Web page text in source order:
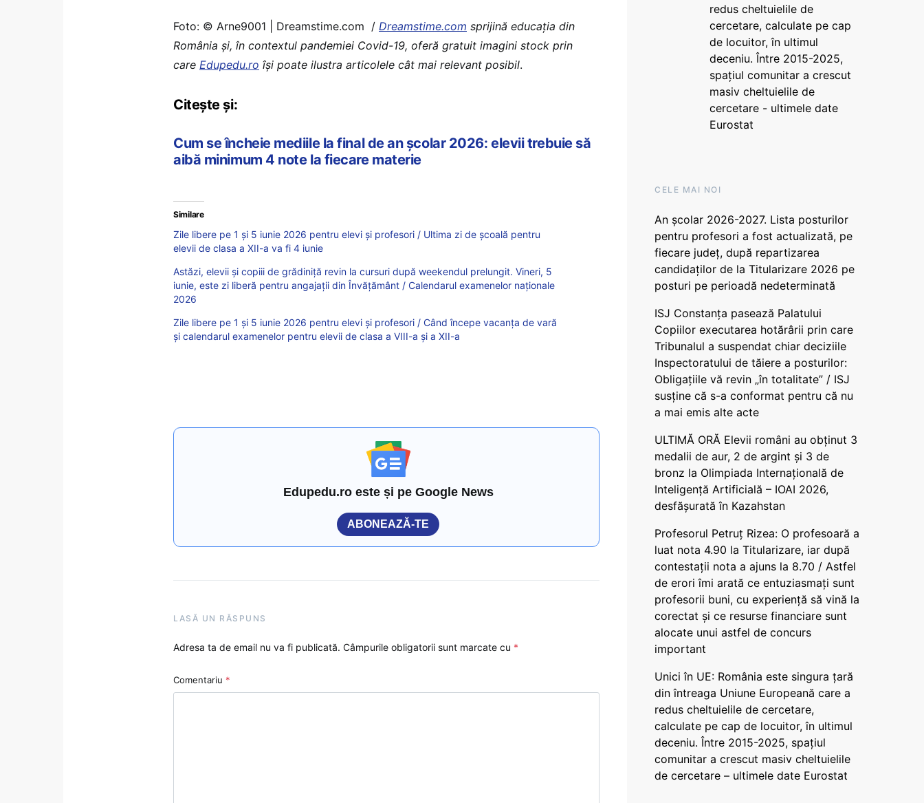
Foto: © Arne9001 | Dreamstime.com / Dreamstime.com sprijină educaţia din
România şi, în contextul pandemiei Covid-19, oferă gratuit imagini stock prin
care Edupedu.ro îşi poate ilustra articolele cât mai relevant posibil.
Citește și:
Cum se încheie mediile la final de an școlar 2026: elevii trebuie să
aibă minimum 4 note la fiecare materie
Similare
Zile libere pe 1 și 5 iunie 2026 pentru elevi și profesori / Ultima zi de școală pentru
elevii de clasa a XII-a va fi 4 iunie
Astăzi, elevii și copiii de grădiniță revin la cursuri după weekendul prelungit. Vineri, 5
iunie, este zi liberă pentru angajații din Învățământ / Calendarul examenelor naționale
2026
Zile libere pe 1 și 5 iunie 2026 pentru elevi și profesori / Când începe vacanța de vară
și calendarul examenelor pentru elevii de clasa a VIII-a și a XII-a
Edupedu.ro este și pe Google News
ABONEAZĂ-TE
LASĂ UN RĂSPUNS
Adresa ta de email nu va fi publicată. Câmpurile obligatorii sunt marcate cu *
Comentariu *
redus cheltuielile de
cercetare, calculate pe cap
de locuitor, în ultimul
deceniu. Între 2015-2025,
spațiul comunitar a crescut
masiv cheltuielile de
cercetare - ultimele date
Eurostat
CELE MAI NOI
An școlar 2026-2027. Lista posturilor
pentru profesori a fost actualizată, pe
fiecare județ, după repartizarea
candidaților de la Titularizare 2026 pe
posturi pe perioadă nedeterminată
ISJ Constanța pasează Palatului
Copiilor executarea hotărârii prin care
Tribunalul a suspendat chiar deciziile
Inspectoratului de tăiere a posturilor:
Obligațiile vă revin „în totalitate” / ISJ
susține că s-a conformat pentru că nu
a mai emis alte acte
ULTIMĂ ORĂ Elevii români au obținut 3
medalii de aur, 2 de argint și 3 de
bronz la Olimpiada Internațională de
Inteligență Artificială – IOAI 2026,
desfășurată în Kazahstan
Profesorul Petruț Rizea: O profesoară a
luat nota 4.90 la Titularizare, iar după
contestații nota a ajuns la 8.70 / Astfel
de erori îmi arată ce entuziasmați sunt
profesorii buni, cu experiență să vină la
corectat și ce resurse financiare sunt
alocate unui astfel de concurs
important
Unici în UE: România este singura țară
din întreaga Uniune Europeană care a
redus cheltuielile de cercetare,
calculate pe cap de locuitor, în ultimul
deceniu. Între 2015-2025, spațiul
comunitar a crescut masiv cheltuielile
de cercetare – ultimele date Eurostat